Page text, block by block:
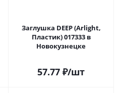
Заглушка DEEP (Arlight,
Пластик) 017333 в
Новокузнецке
57.77 ₽/шт